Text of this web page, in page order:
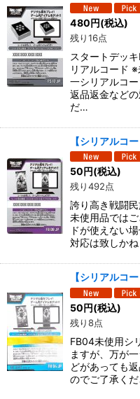
並び順: 480円(税込)
残り16点
スタートデッ
リアルコード
一シリアルコ
返品返金など
だ…
【シリアルコ
50円(税込)
残り492点
誇り高き戦闘
未使用品では
ドが使えない
対応は致しかね
【シリアルコ
50円(税込)
残り8点
FB04未使用シ
ますが、万が
どがあっても
のでご了承くだ